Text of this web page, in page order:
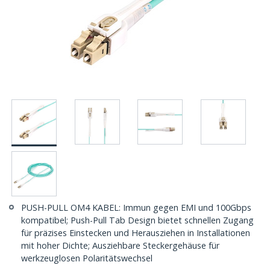
PUSH-PULL OM4 KABEL: Immun gegen EMI und 100Gbps
kompatibel; Push-Pull Tab Design bietet schnellen Zugang
für präzises Einstecken und Herausziehen in Installationen
mit hoher Dichte; Ausziehbare Steckergehäuse für
werkzeuglosen Polaritätswechsel